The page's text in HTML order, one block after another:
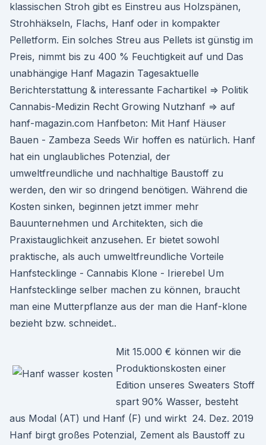
klassischen Stroh gibt es Einstreu aus Holzspänen,
Strohhäkseln, Flachs, Hanf oder in kompakter
Pelletform. Ein solches Streu aus Pellets ist günstig im
Preis, nimmt bis zu 400 % Feuchtigkeit auf und Das
unabhängige Hanf Magazin Tagesaktuelle
Berichterstattung & interessante Fachartikel ⇒ Politik
Cannabis-Medizin Recht Growing Nutzhanf ⇒ auf
hanf-magazin.com Hanfbeton: Mit Hanf Häuser
Bauen - Zambeza Seeds Wir hoffen es natürlich. Hanf
hat ein unglaubliches Potenzial, der
umweltfreundliche und nachhaltige Baustoff zu
werden, den wir so dringend benötigen. Während die
Kosten sinken, beginnen jetzt immer mehr
Bauunternehmen und Architekten, sich die
Praxistauglichkeit anzusehen. Er bietet sowohl
praktische, als auch umweltfreundliche Vorteile
Hanfstecklinge - Cannabis Klone - Irierebel Um
Hanfstecklinge selber machen zu können, braucht
man eine Mutterpflanze aus der man die Hanf-klone
bezieht bzw. schneidet..
Mit 15.000 € können wir die
Produktionskosten einer
Edition unseres Sweaters Stoff
spart 90% Wasser, besteht
aus Modal (AT) und Hanf (F) und wirkt 24. Dez. 2019
Hanf birgt großes Potenzial, Zement als Baustoff zu